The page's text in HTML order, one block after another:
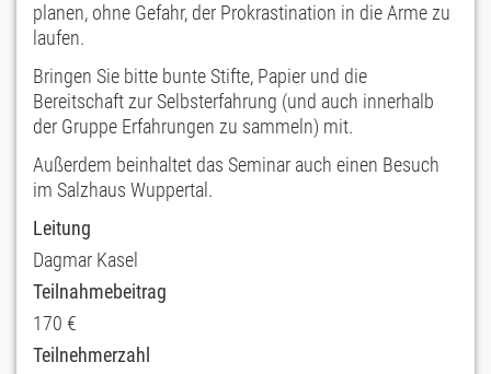
planen, ohne Gefahr, der Prokrastination in die Arme zu
laufen.
Bringen Sie bitte bunte Stifte, Papier und die
Bereitschaft zur Selbsterfahrung (und auch innerhalb
der Gruppe Erfahrungen zu sammeln) mit.
Außerdem beinhaltet das Seminar auch einen Besuch
im Salzhaus Wuppertal.
Leitung
Dagmar Kasel
Teilnahmebeitrag
170 €
Teilnehmerzahl